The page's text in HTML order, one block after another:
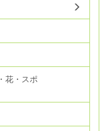
花・スポ